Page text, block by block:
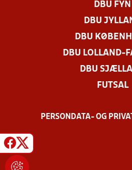
DBU FYN
DBU
DBU
DBU LOLLAND-
DBU
FUTSAL
PERSONDATA- OG